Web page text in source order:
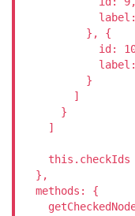
          }, {
id:
          }
        ]
      }
    ]
this.checkIds
  },
  methods: {